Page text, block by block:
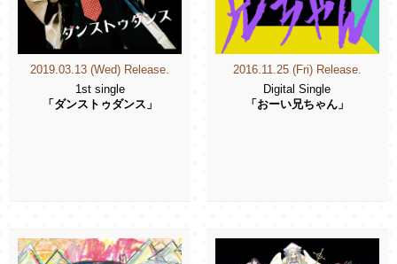
2019.03.13 (Wed) Release.
1st single
「ダンストゥダンス」
2016.11.25 (Fri) Release.
Digital Single
「おーい兄ちゃん」